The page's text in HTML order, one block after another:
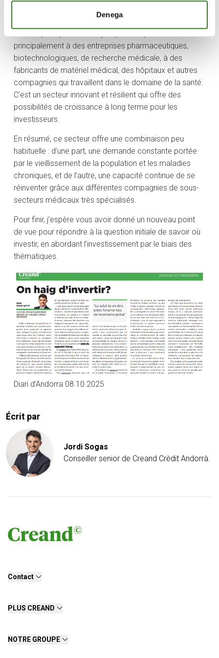
Denega
permettra à l’investisseur d’être diversifié dans un
principalement à des entreprises pharmaceutiques,
biotechnologiques, de recherche médicale, à des
fabricants de matériel médical, des hôpitaux et autres
compagnies qui travaillent dans le domaine de la santé.
C’est un secteur innovant et résilient qui offre des
possibilités de croissance à long terme pour les
investisseurs.
En résumé, ce secteur offre une combinaison peu
habituelle : d’une part, une demande constante portée
par le vieillissement de la population et les maladies
chroniques, et de l’autre, une capacité continue de se
réinventer grâce aux différentes compagnies de sous-
secteurs médicaux très spécialisés.
Pour finir, j’espère vous avoir donné un nouveau point
de vue pour répondre à la question initiale de savoir où
investir, en abordant l’investissement par le biais des
thématiques.
Diari d’Andorra 08.10.2025
Écrit par
Jordi Sogas
Conseiller senior de Creand Crèdit Andorrà.
Contact
PLUS CREAND
NOTRE GROUPE